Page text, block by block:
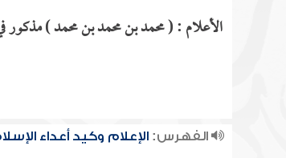
الأعلام : ( محمد بن محمد بن محمد ) مذكور في
الفهرس:الإعلام وكيد أعداء